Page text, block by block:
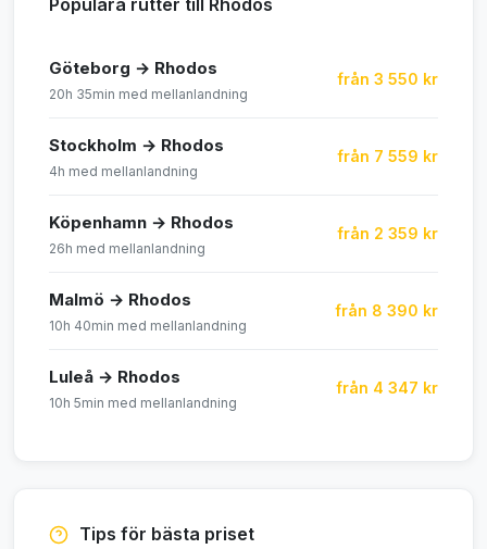
Göteborg → Rhodos
20h 35min med mellanlandning
från 3 550 kr
Stockholm → Rhodos
4h med mellanlandning
från 7 559 kr
Köpenhamn → Rhodos
26h med mellanlandning
från 2 359 kr
Malmö → Rhodos
10h 40min med mellanlandning
från 8 390 kr
Luleå → Rhodos
10h 5min med mellanlandning
från 4 347 kr
Tips för bästa priset